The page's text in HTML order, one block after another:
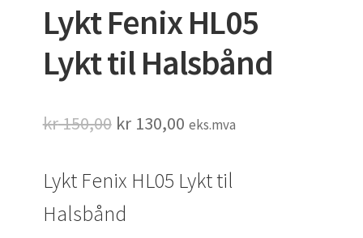
Lykt Fenix HL05
Lykt til Halsbånd
kr150,00 Opprinnelig
var:
kr 150,00.
kr130,00Nåværende
er:
eks.mva
Lykt Fenix HL05 Lykt til
Halsbånd